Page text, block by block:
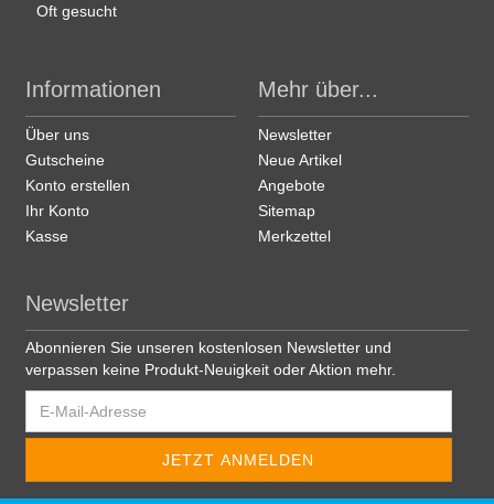
Oft gesucht
Informationen
Über uns
Gutscheine
Konto erstellen
Ihr Konto
Kasse
Mehr über...
Newsletter
Neue Artikel
Angebote
Sitemap
Merkzettel
Newsletter
Abonnieren Sie unseren kostenlosen Newsletter und
verpassen keine Produkt-Neuigkeit oder Aktion mehr.